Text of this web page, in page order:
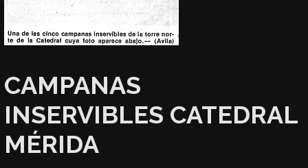
CAMPANAS
INSERVIBLES CATEDRAL
MÉRIDA